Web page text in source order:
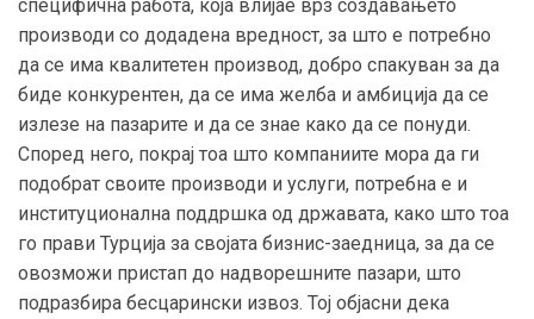
специфична работа, која влијае врз создавањето
производи со додадена вредност, за што е потребно
да се има квалитетен производ, добро спакуван за да
биде конкурентен, да се има желба и амбиција да се
излезе на пазарите и да се знае како да се понуди.
Според него, покрај тоа што компаниите мора да ги
подобрат своите производи и услуги, потребна е и
институционална поддршка од државата, како што тоа
го прави Турција за својата бизнис-заедница, за да се
овозможи пристап до надворешните пазари, што
подразбира бесцарински извоз. Тој објасни дека